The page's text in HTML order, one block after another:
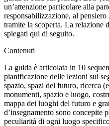
un’attenzione particolare alla
responsabilizzazione, al
tramite la scoperta. La relazione
spiegati qui di seguito.
Contenuti
La guida è articolata in 10
pianificazione delle lezioni sui
spazio, spazi del futuro, ricerca
monumenti, spazio e luogo,
mappa dei luoghi del futuro e
d’insegnamento sono concepite
peculiarità di ogni luogo